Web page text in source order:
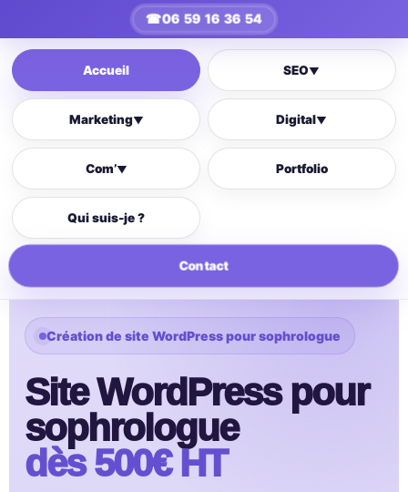
☎06 59 16 36 54
Accueil SEO▼
Marketing▼ Digital▼
Com’▼ Portfolio
Qui suis-je ?
Contact
Création de site WordPress pour sophrologue
Site WordPress pour
sophrologue
dès 500€ HT